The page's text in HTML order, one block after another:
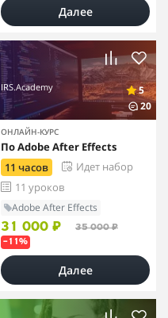
Далее
IRS.Academy
5
20
ОНЛАЙН-КУРС
По Adobe After Effects
11 часов
Идет набор
11 уроков
Adobe After Effects
31 000 ₽ 35 000 ₽
–11%
Далее